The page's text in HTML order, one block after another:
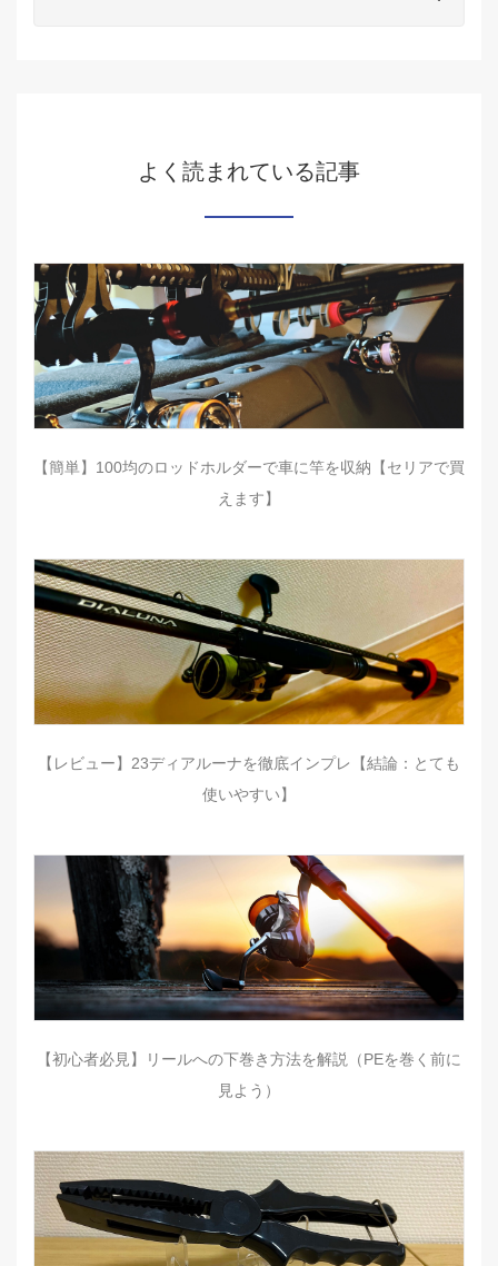
よく読まれている記事
【簡単】100均のロッドホルダーで車に竿を収納【セリアで買
えます】
【レビュー】23ディアルーナを徹底インプレ【結論：とても
使いやすい】
【初心者必見】リールへの下巻き方法を解説（PEを巻く前に
見よう）